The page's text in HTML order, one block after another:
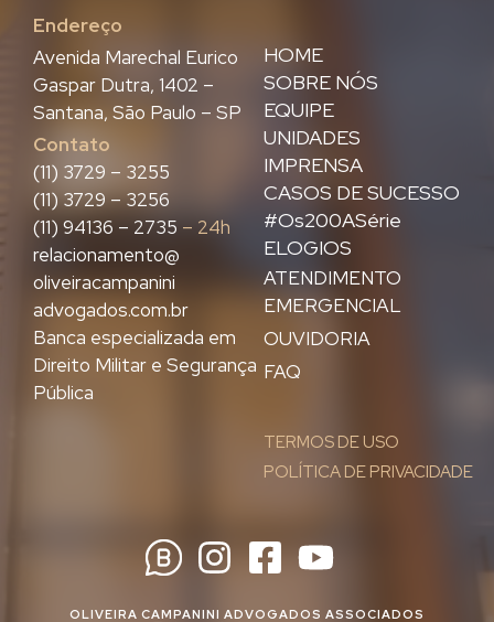
Endereço
HOME
SOBRE NÓS
EQUIPE
UNIDADES
IMPRENSA
CASOS DE SUCESSO
#Os200ASérie
ELOGIOS
ATENDIMENTO
EMERGENCIAL
OUVIDORIA
FAQ
TERMOS DE USO
POLÍTICA DE PRIVACIDADE
Avenida Marechal Eurico
Gaspar Dutra, 1402 –
Santana, São Paulo – SP
Contato
(11) 3729 – 3255
(11) 3729 – 3256
(11) 94136 – 2735 – 24h
relacionamento@
oliveiracampanini
advogados.com.br
Banca especializada em
Direito Militar e Segurança
Pública
OLIVEIRA CAMPANINI ADVOGADOS ASSOCIADOS